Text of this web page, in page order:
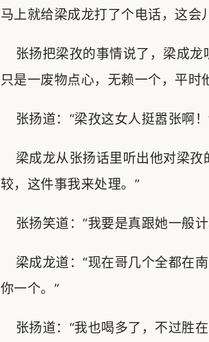
马上就给梁成龙打了个电话，这会
张扬把梁孜的事情说了，梁成龙
只是一废物点心，无赖一个，平时
张扬道：“梁孜这女人挺嚣张啊！
梁成龙从张扬话里听出他对梁孜
较，这件事我来处理。”
张扬笑道：“我要是真跟她一般
梁成龙道：“现在哥几个全都在
你一个。”
张扬道：“我也喝多了，不过胜